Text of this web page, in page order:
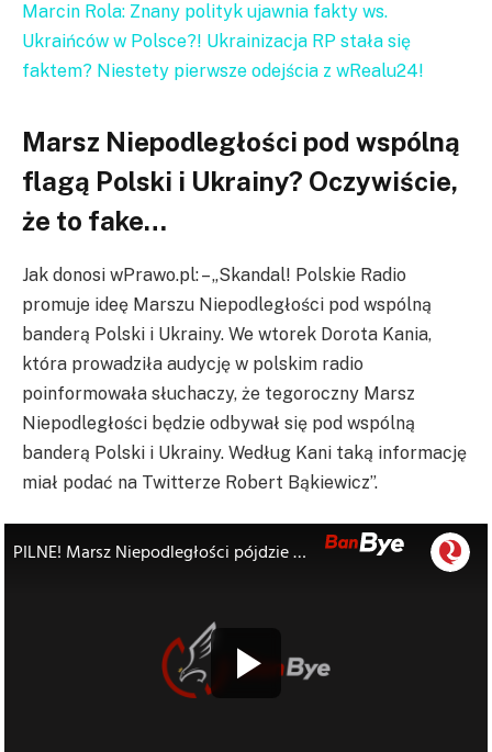
Marcin Rola: Znany polityk ujawnia fakty ws.
Ukraińców w Polsce?! Ukrainizacja RP stała się
faktem? Niestety pierwsze odejścia z wRealu24!
Marsz Niepodległości pod wspólną
flagą Polski i Ukrainy? Oczywiście,
że to fake…
Jak donosi wPrawo.pl: – „Skandal! Polskie Radio
promuje ideę Marszu Niepodległości pod wspólną
banderą Polski i Ukrainy. We wtorek Dorota Kania,
która prowadziła audycję w polskim radio
poinformowała słuchaczy, że tegoroczny Marsz
Niepodległości będzie odbywał się pod wspólną
banderą Polski i Ukrainy. Według Kani taką informację
miał podać na Twitterze Robert Bąkiewicz”.